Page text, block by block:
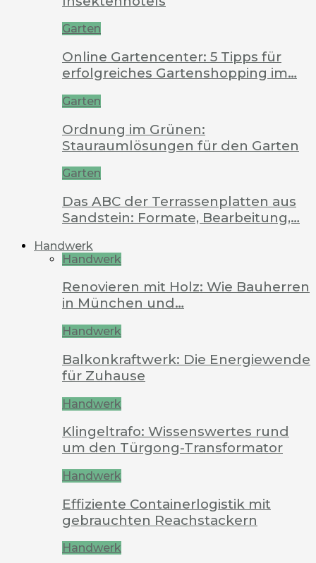
Garten
Online Gartencenter: 5 Tipps für
erfolgreiches Gartenshopping im…
Garten
Ordnung im Grünen:
Stauraumlösungen für den Garten
Garten
Das ABC der Terrassenplatten aus
Sandstein: Formate, Bearbeitung,…
Handwerk
Handwerk
Renovieren mit Holz: Wie Bauherren
in München und…
Handwerk
Balkonkraftwerk: Die Energiewende
für Zuhause
Handwerk
Klingeltrafo: Wissenswertes rund
um den Türgong-Transformator
Handwerk
Effiziente Containerlogistik mit
gebrauchten Reachstackern
Handwerk